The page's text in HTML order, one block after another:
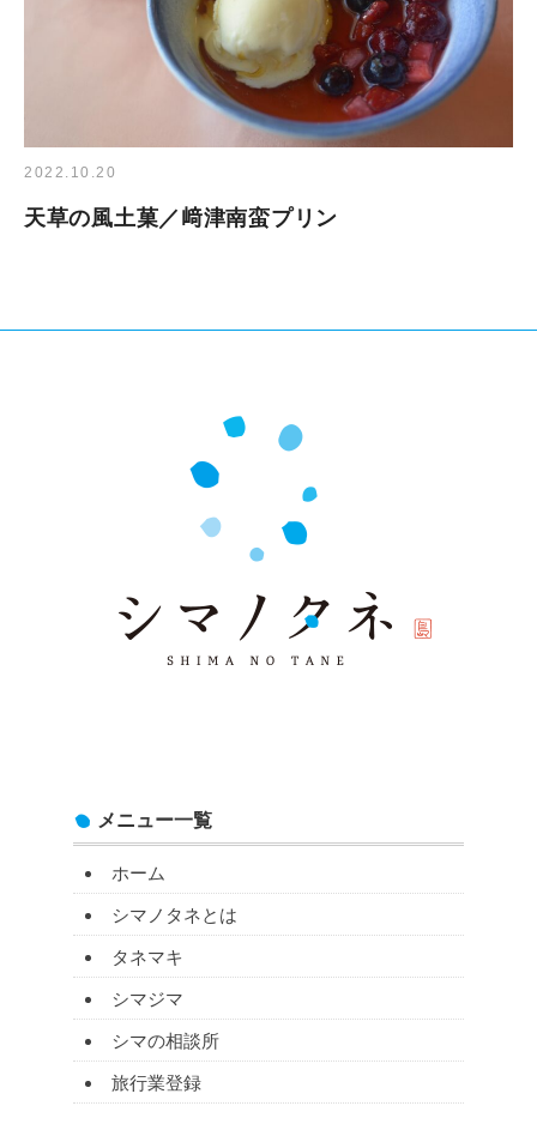
2022.10.20
天草の風土菓／﨑津南蛮プリン
メニュー一覧
ホーム
シマノタネとは
タネマキ
シマジマ
シマの相談所
旅行業登録